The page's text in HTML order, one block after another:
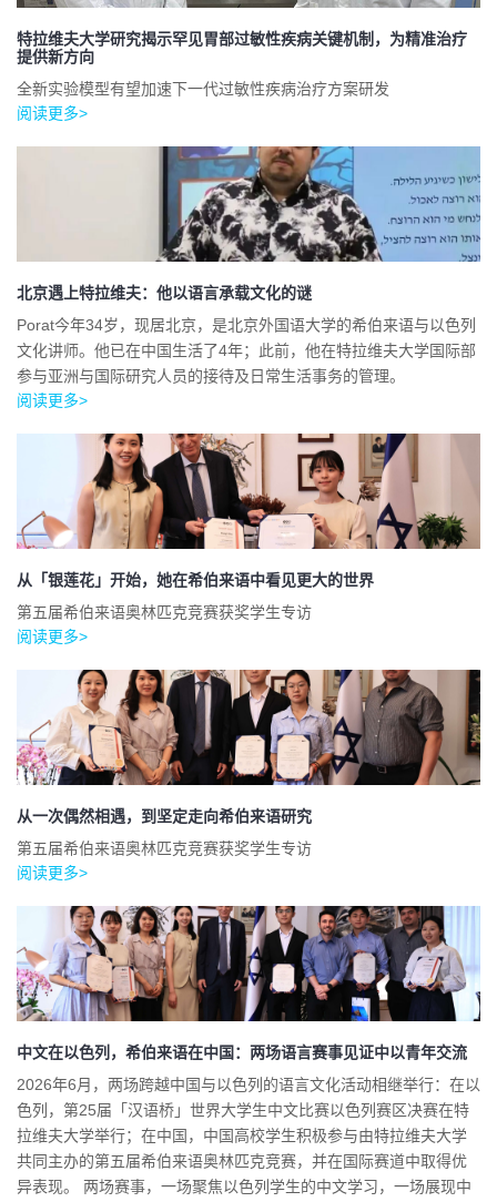
特拉维夫大学研究揭示罕见胃部过敏性疾病关键机制，为精准治疗
提供新方向
全新实验模型有望加速下一代过敏性疾病治疗方案研发
阅读更多>
北京遇上特拉维夫：他以语言承载文化的谜
Porat今年34岁，现居北京，是北京外国语大学的希伯来语与以色列
文化讲师。他已在中国生活了4年；此前，他在特拉维夫大学国际部
参与亚洲与国际研究人员的接待及日常生活事务的管理。
阅读更多>
从「银莲花」开始，她在希伯来语中看见更大的世界
第五届希伯来语奥林匹克竞赛获奖学生专访
阅读更多>
从一次偶然相遇，到坚定走向希伯来语研究
第五届希伯来语奥林匹克竞赛获奖学生专访
阅读更多>
中文在以色列，希伯来语在中国：两场语言赛事见证中以青年交流
2026年6月，两场跨越中国与以色列的语言文化活动相继举行：在以
色列，第25届「汉语桥」世界大学生中文比赛以色列赛区决赛在特
拉维夫大学举行；在中国，中国高校学生积极参与由特拉维夫大学
共同主办的第五届希伯来语奥林匹克竞赛，并在国际赛道中取得优
异表现。 两场赛事，一场聚焦以色列学生的中文学习，一场展现中